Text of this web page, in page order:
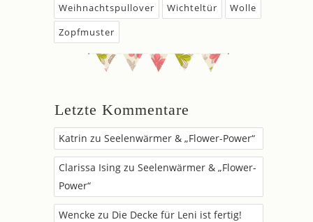
Weihnachtspullover
Wichteltür
Wolle
Zopfmuster
Letzte Kommentare
Katrin zu Seelenwärmer & „Flower-Power“
Clarissa Ising zu Seelenwärmer & „Flower-
Power“
Wencke zu Die Decke für Leni ist fertig!